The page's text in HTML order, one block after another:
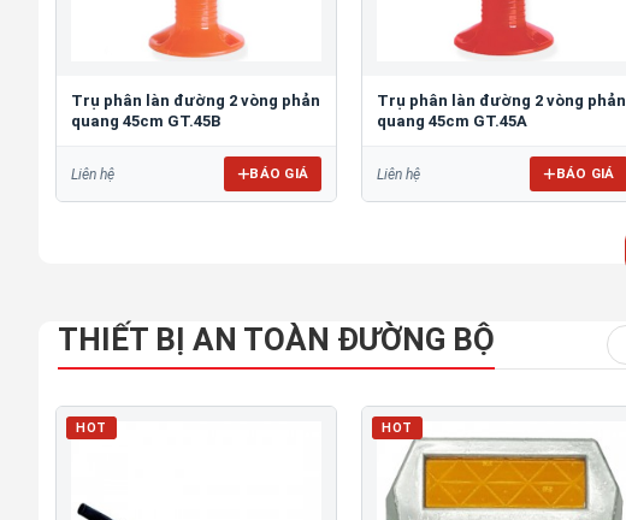
Trụ phân làn đường 2 vòng phản
quang 45cm GT.45B
Liên hệ BÁO GIÁ
Trụ phân làn đường 2 vòng phản
quang 45cm GT.45A
Liên hệ BÁO GIÁ
THIẾT BỊ AN TOÀN ĐƯỜNG BỘ
HOT HOT